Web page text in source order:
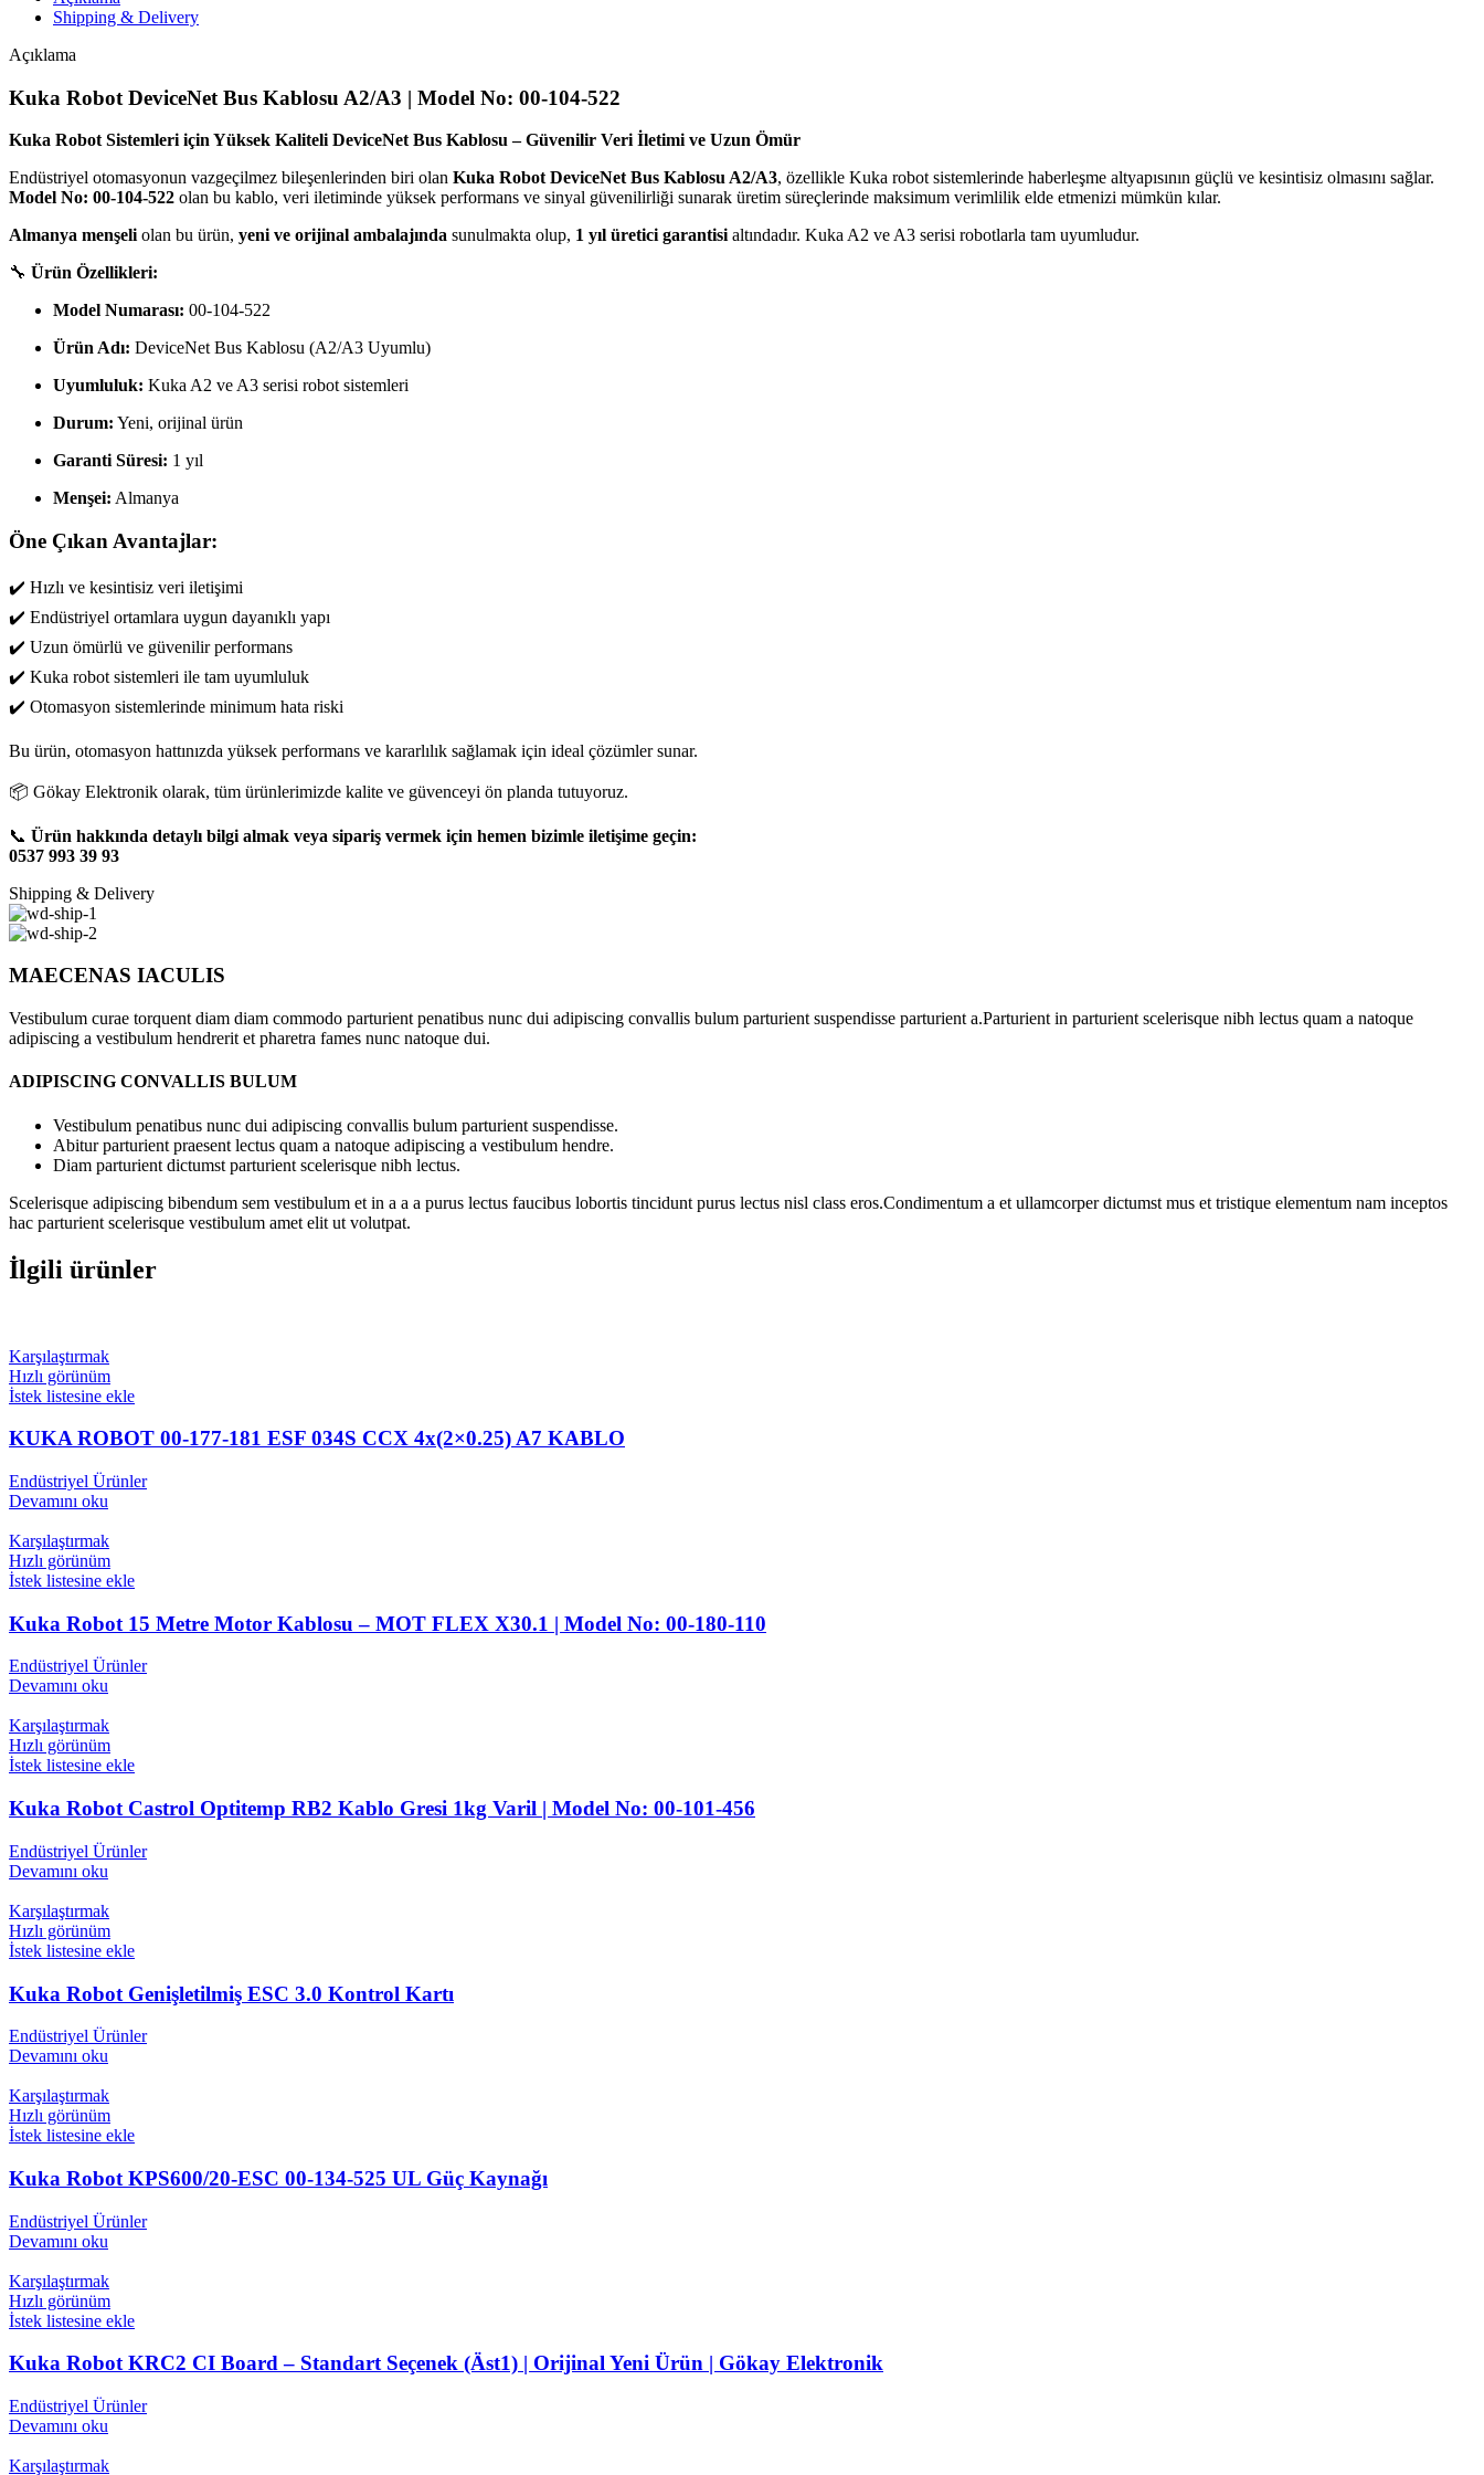
Shipping & Delivery
Açıklama
Kuka Robot DeviceNet Bus Kablosu A2/A3 | Model No: 00-104-522
Kuka Robot Sistemleri için Yüksek Kaliteli DeviceNet Bus Kablosu – Güvenilir Veri İletimi ve Uzun Ömür
Endüstriyel otomasyonun vazgeçilmez bileşenlerinden biri olan Kuka Robot DeviceNet Bus Kablosu A2/A3, özellikle Kuka robot sistemlerinde haberleşme altyapısının güçlü ve kesintisiz olmasını sağlar.
Model No: 00-104-522 olan bu kablo, veri iletiminde yüksek performans ve sinyal güvenilirliği sunarak üretim süreçlerinde maksimum verimlilik elde etmenizi mümkün kılar.
Almanya menşeli olan bu ürün, yeni ve orijinal ambalajında sunulmakta olup, 1 yıl üretici garantisi altındadır. Kuka A2 ve A3 serisi robotlarla tam uyumludur.
🔧 Ürün Özellikleri:
Model Numarası: 00-104-522
Ürün Adı: DeviceNet Bus Kablosu (A2/A3 Uyumlu)
Uyumluluk: Kuka A2 ve A3 serisi robot sistemleri
Durum: Yeni, orijinal ürün
Garanti Süresi: 1 yıl
Menşei: Almanya
Öne Çıkan Avantajlar:
✔️ Hızlı ve kesintisiz veri iletişimi
✔️ Endüstriyel ortamlara uygun dayanıklı yapı
✔️ Uzun ömürlü ve güvenilir performans
✔️ Kuka robot sistemleri ile tam uyumluluk
✔️ Otomasyon sistemlerinde minimum hata riski
Bu ürün, otomasyon hattınızda yüksek performans ve kararlılık sağlamak için ideal çözümler sunar.
📦 Gökay Elektronik olarak, tüm ürünlerimizde kalite ve güvenceyi ön planda tutuyoruz.
📞 Ürün hakkında detaylı bilgi almak veya sipariş vermek için hemen bizimle iletişime geçin:
0537 993 39 93
Shipping & Delivery
MAECENAS IACULIS
Vestibulum curae torquent diam diam commodo parturient penatibus nunc dui adipiscing convallis bulum parturient suspendisse parturient a.Parturient in parturient scelerisque nibh lectus quam a natoque
adipiscing a vestibulum hendrerit et pharetra fames nunc natoque dui.
ADIPISCING CONVALLIS BULUM
Vestibulum penatibus nunc dui adipiscing convallis bulum parturient suspendisse.
Abitur parturient praesent lectus quam a natoque adipiscing a vestibulum hendre.
Diam parturient dictumst parturient scelerisque nibh lectus.
Scelerisque adipiscing bibendum sem vestibulum et in a a a purus lectus faucibus lobortis tincidunt purus lectus nisl class eros.Condimentum a et ullamcorper dictumst mus et tristique elementum nam inceptos
hac parturient scelerisque vestibulum amet elit ut volutpat.
İlgili ürünler
Karşılaştırmak
Hızlı görünüm
İstek listesine ekle
KUKA ROBOT 00-177-181 ESF 034S CCX 4x(2×0.25) A7 KABLO
Endüstriyel Ürünler
Devamını oku
Karşılaştırmak
Hızlı görünüm
İstek listesine ekle
Kuka Robot 15 Metre Motor Kablosu – MOT FLEX X30.1 | Model No: 00-180-110
Endüstriyel Ürünler
Devamını oku
Karşılaştırmak
Hızlı görünüm
İstek listesine ekle
Kuka Robot Castrol Optitemp RB2 Kablo Gresi 1kg Varil | Model No: 00-101-456
Endüstriyel Ürünler
Devamını oku
Karşılaştırmak
Hızlı görünüm
İstek listesine ekle
Kuka Robot Genişletilmiş ESC 3.0 Kontrol Kartı
Endüstriyel Ürünler
Devamını oku
Karşılaştırmak
Hızlı görünüm
İstek listesine ekle
Kuka Robot KPS600/20-ESC 00-134-525 UL Güç Kaynağı
Endüstriyel Ürünler
Devamını oku
Karşılaştırmak
Hızlı görünüm
İstek listesine ekle
Kuka Robot KRC2 CI Board – Standart Seçenek (Äst1) | Orijinal Yeni Ürün | Gökay Elektronik
Endüstriyel Ürünler
Devamını oku
Karşılaştırmak